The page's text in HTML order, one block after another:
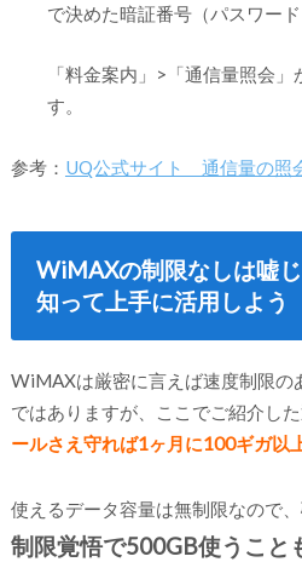
で決めた暗証番号（パスワー
「料金案内」>「通信量照会
す。
参考： UQ公式サイト 通信量の照
WiMAXの制限なしは嘘
知って上手に活用しよう
WiMAXは厳密に言えば速度制限
ではありますが、ここでご紹介した
ールさえ守れば1ヶ月に100ギガ以
使えるデータ容量は無制限なので、
制限覚悟で500GB使うこと